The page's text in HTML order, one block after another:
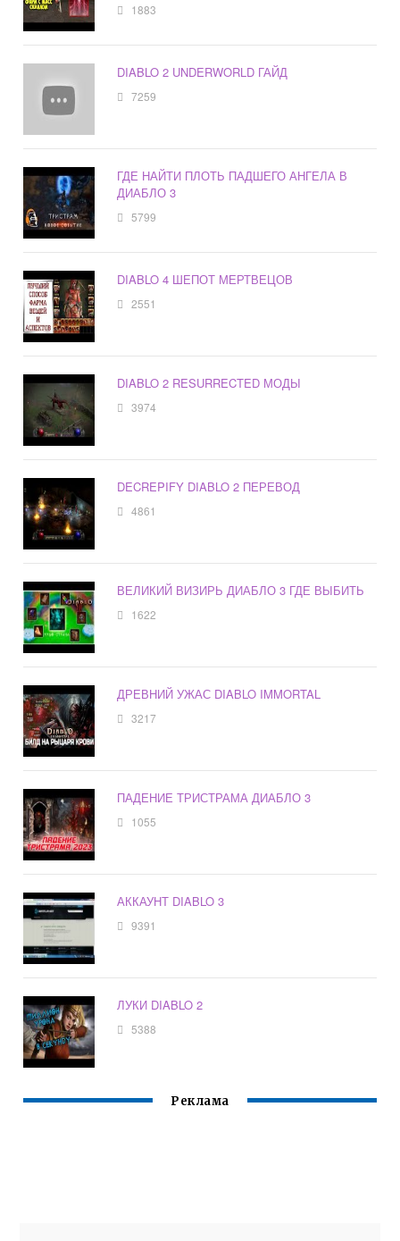
1883
DIABLO 2 UNDERWORLD ГАЙД
7259
ГДЕ НАЙТИ ПЛОТЬ ПАДШЕГО АНГЕЛА В
ДИАБЛО 3
5799
DIABLO 4 ШЕПОТ МЕРТВЕЦОВ
2551
DIABLO 2 RESURRECTED МОДЫ
3974
DECREPIFY DIABLO 2 ПЕРЕВОД
4861
ВЕЛИКИЙ ВИЗИРЬ ДИАБЛО 3 ГДЕ ВЫБИТЬ
1622
ДРЕВНИЙ УЖАС DIABLO IMMORTAL
3217
ПАДЕНИЕ ТРИСТРАМА ДИАБЛО 3
1055
АККАУНТ DIABLO 3
9391
ЛУКИ DIABLO 2
5388
Реклама